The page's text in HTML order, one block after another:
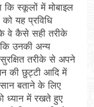
कि स्कूलों में मोबाइल
यह प्रविधि
वे कैसे सही तरीके
उनकी अन्य
तरीके से अपने
की छुट्टी आदि में
बताने के लिए
ध्यान में रखते हुए